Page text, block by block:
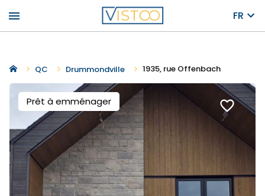
menu FR
QC Drummondville 1935, rue Offenbach
Prêt à emménager favorite_border